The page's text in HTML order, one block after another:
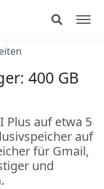
400 GB
Plus auf etwa 5
auf
für Gmail,
und